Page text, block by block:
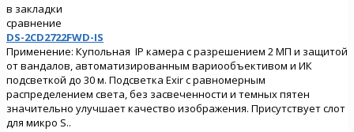
в закладки
сравнение
DS-2CD2722FWD-IS
Применение: Купольная IP камера с разрешением 2 МП и защитой
от вандалов, автоматизированным вариообъективом и ИК
подсветкой до 30 м. Подсветка Exir с равномерным
распределением света, без засвеченности и темных пятен
значительно улучшает качество изображения. Присутствует слот
для микро S..